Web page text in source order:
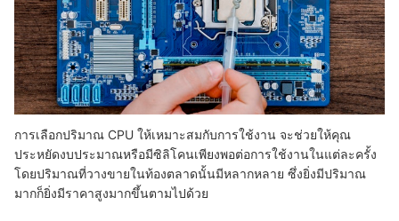
การเลือกปริมาณ CPU ให้เหมาะสมกับการใช้งาน จะช่วยให้คุณ
ประหยัดงบประมาณหรือมีซิลิโคนเพียงพอต่อการใช้งานในแต่ละครั้ง
โดยปริมาณที่วางขายในท้องตลาดนั้นมีหลากหลาย ซึ่งยิ่งมีปริมาณ
มากก็ยิ่งมีราคาสูงมากขึ้นตามไปด้วย